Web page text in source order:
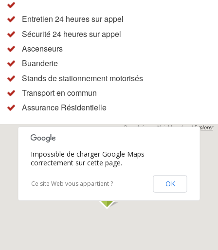
Entretien 24 heures sur appel
Sécurité 24 heures sur appel
Ascenseurs
Buanderie
Stands de stationnement motorisés
Transport en commun
Assurance Résidentielle
Propulsés parNeighbourhood Explorer
Impossible de charger Google Maps
correctement sur cette page.
Ce site Web vous appartient ? OK